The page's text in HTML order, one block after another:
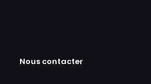
Nous contacter